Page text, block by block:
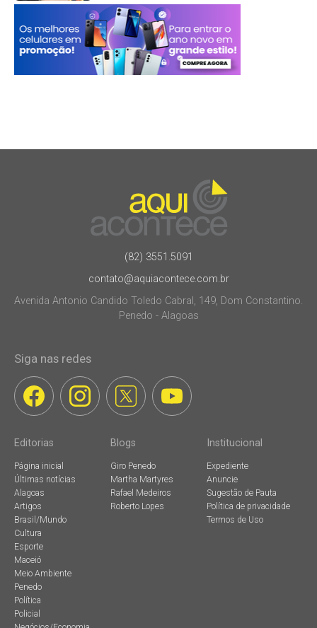
(82) 3551.5091
contato@aquiacontece.com.br
Avenida Antonio Candido Toledo Cabral, 149, Dom Constantino.
Penedo - Alagoas
Siga nas redes
Editorias
Página inicial
Últimas notícias
Alagoas
Artigos
Brasil/Mundo
Cultura
Esporte
Maceió
Meio Ambiente
Penedo
Política
Policial
Blogs
Giro Penedo
Martha Martyres
Rafael Medeiros
Roberto Lopes
Institucional
Expediente
Anuncie
Sugestão de Pauta
Política de privacidade
Termos de Uso